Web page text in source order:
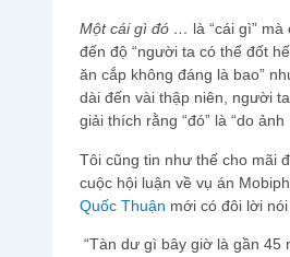
Một cái gì đó … là “cái gì”
đến độ “người ta có thể đốt
ăn cắp không đáng là bao”
dài đến vài thập niên, người
giải thích rằng “đó” là “do
Tôi cũng tin như thế cho mãi
cuộc hội luận về vụ án
Quốc Thuận mới có đôi lời
“Tàn dư gì bây giờ là gần 45